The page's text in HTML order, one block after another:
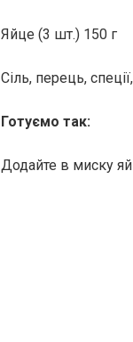
Яйце (3 шт.) 150 г
Сіль, перець,
Готуємо так:
Додайте в миску